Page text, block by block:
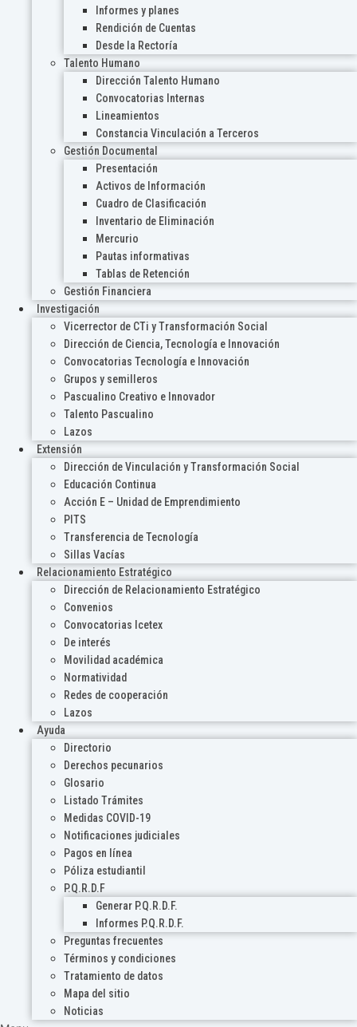
Informes y planes
Rendición de Cuentas
Desde la Rectoría
Talento Humano
Dirección Talento Humano
Convocatorias Internas
Lineamientos
Constancia Vinculación a Terceros
Gestión Documental
Presentación
Activos de Información
Cuadro de Clasificación
Inventario de Eliminación
Mercurio
Pautas informativas
Tablas de Retención
Gestión Financiera
Investigación
Vicerrector de CTi y Transformación Social
Dirección de Ciencia, Tecnología e Innovación
Convocatorias Tecnología e Innovación
Grupos y semilleros
Pascualino Creativo e Innovador
Talento Pascualino
Lazos
Extensión
Dirección de Vinculación y Transformación Social
Educación Continua
Acción E – Unidad de Emprendimiento
PITS
Transferencia de Tecnología
Sillas Vacías
Relacionamiento Estratégico
Dirección de Relacionamiento Estratégico
Convenios
Convocatorias Icetex
De interés
Movilidad académica
Normatividad
Redes de cooperación
Lazos
Ayuda
Directorio
Derechos pecunarios
Glosario
Listado Trámites
Medidas COVID-19
Notificaciones judiciales
Pagos en línea
Póliza estudiantil
P.Q.R.D.F
Generar P.Q.R.D.F.
Informes P.Q.R.D.F.
Preguntas frecuentes
Términos y condiciones
Tratamiento de datos
Mapa del sitio
Noticias